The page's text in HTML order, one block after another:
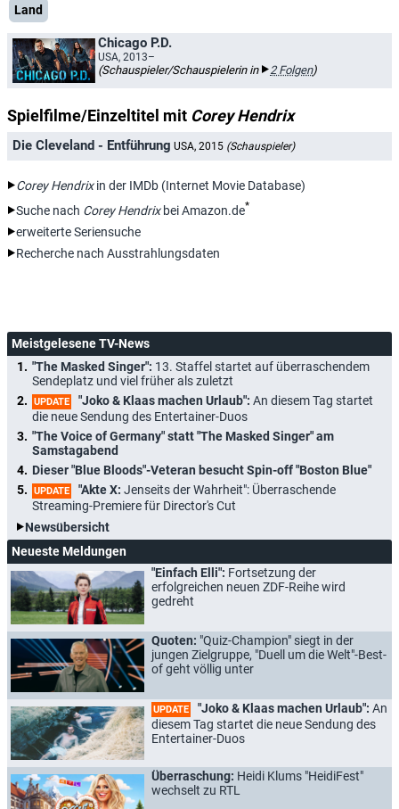
Land
Chicago P.D.
USA, 2013–
(Schauspieler/Schauspielerin in 2 Folgen)
Spielfilme/Einzeltitel mit Corey Hendrix
Die Cleveland - Entführung USA, 2015 (Schauspieler)
Corey Hendrixin der IMDb (Internet Movie Database)
Suche nach Corey Hendrixbei Amazon.de*
erweiterte Seriensuche
Recherche nach Ausstrahlungsdaten
Meistgelesene TV-News
"The Masked Singer": 13. Staffel startet auf überraschendem
Sendeplatz und viel früher als zuletzt
UPDATE "Joko & Klaas machen Urlaub": An diesem Tag startet
die neue Sendung des Entertainer-Duos
"The Voice of Germany" statt "The Masked Singer" am
Samstagabend
Dieser "Blue Bloods"-Veteran besucht Spin-off "Boston Blue"
UPDATE "Akte X: Jenseits der Wahrheit": Überraschende
Streaming-Premiere für Director's Cut
Newsübersicht
Neueste Meldungen
"Einfach Elli": Fortsetzung der
erfolgreichen neuen ZDF-Reihe wird
gedreht
Quoten: "Quiz-Champion" siegt in der
jungen Zielgruppe, "Duell um die Welt"-Best-
of geht völlig unter
UPDATE "Joko & Klaas machen Urlaub": An
diesem Tag startet die neue Sendung des
Entertainer-Duos
Überraschung: Heidi Klums "HeidiFest"
wechselt zu RTL